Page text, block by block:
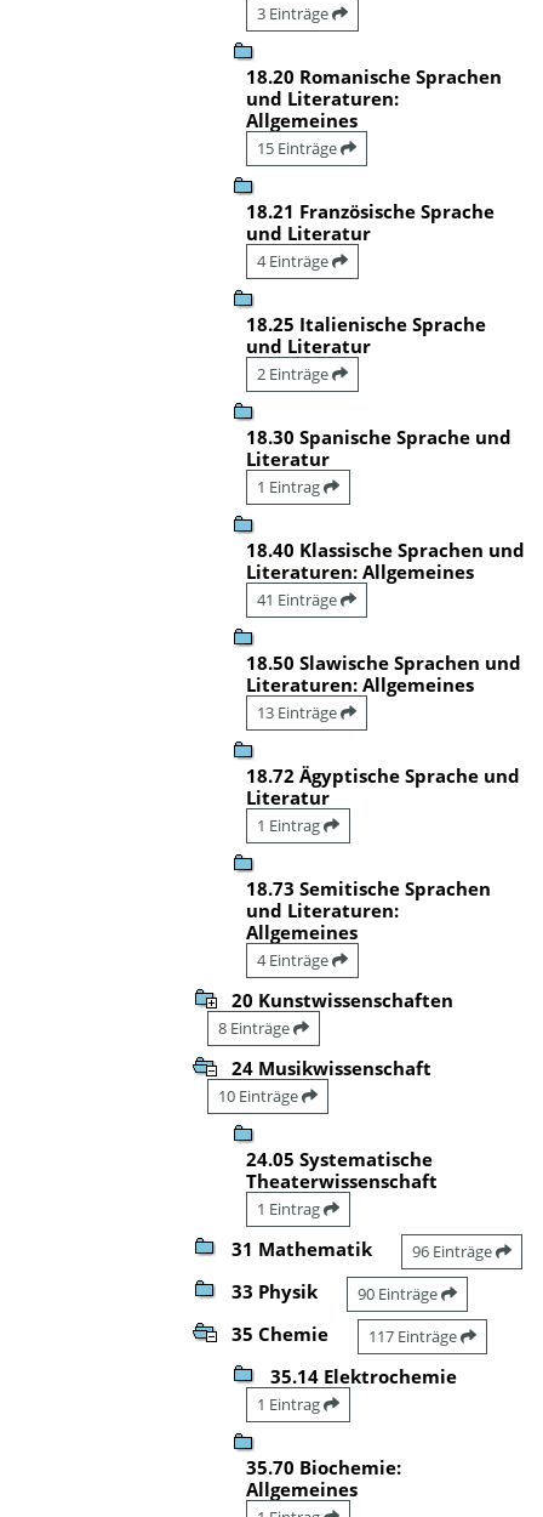
3 Einträge
18.20 Romanische Sprachen
und Literaturen:
Allgemeines
15 Einträge
18.21 Französische Sprache
und Literatur
4 Einträge
18.25 Italienische Sprache
und Literatur
2 Einträge
18.30 Spanische Sprache und
Literatur
1 Eintrag
18.40 Klassische Sprachen und
Literaturen: Allgemeines
41 Einträge
18.50 Slawische Sprachen und
Literaturen: Allgemeines
13 Einträge
18.72 Ägyptische Sprache und
Literatur
1 Eintrag
18.73 Semitische Sprachen
und Literaturen:
Allgemeines
4 Einträge
20 Kunstwissenschaften
8 Einträge
24 Musikwissenschaft
10 Einträge
24.05 Systematische
Theaterwissenschaft
1 Eintrag
31 Mathematik 96 Einträge
33 Physik 90 Einträge
35 Chemie 117 Einträge
35.14 Elektrochemie
1 Eintrag
35.70 Biochemie:
Allgemeines